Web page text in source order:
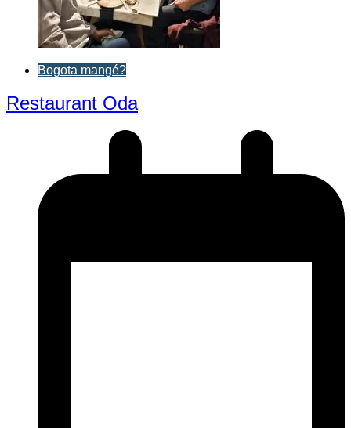
Bogota mangé?
Restaurant Oda